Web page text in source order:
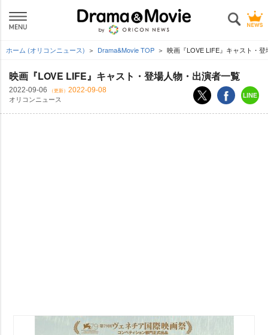
ホーム (オリコンニュース) Drama&Movie TOP 映画『LOVE LIFE』キャスト・
映画『LOVE LIFE』キャスト・登場人物・出演者一覧
2022-09-06 （更新） 2022-09-08
オリコンニュース